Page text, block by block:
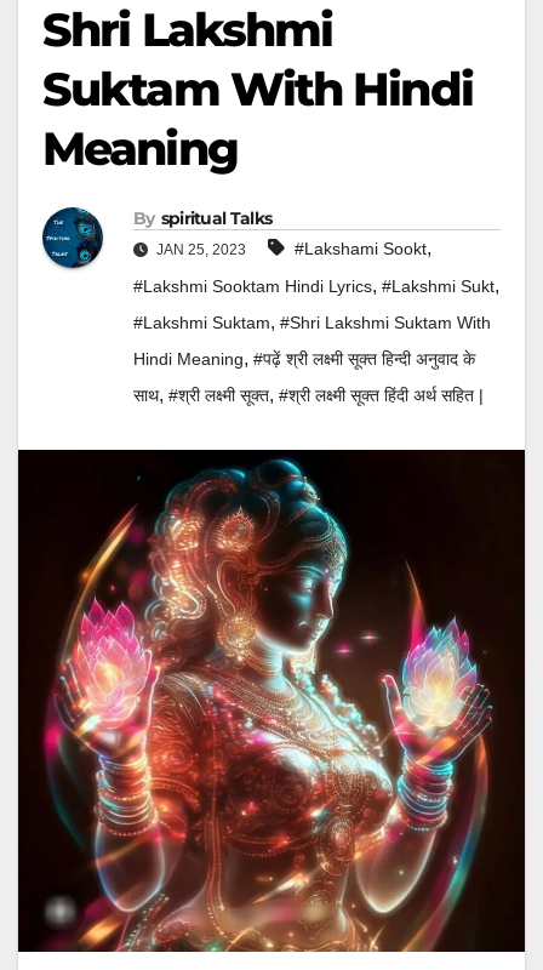
Shri Lakshmi
Suktam With Hindi
Meaning
By Spiritual Talks
JAN 25, 2023 #Lakshami Sookt,
#Lakshmi Sooktam Hindi Lyrics, #Lakshmi Sukt,
#lakshmi Suktam, #Shri Lakshmi Suktam With
Hindi Meaning, #पढ़ें श्री लक्ष्मी सूक्त हिन्दी अनुवाद के
साथ, #श्री लक्ष्मी सूक्त, #श्री लक्ष्मी सूक्त हिंदी अर्थ सहित |